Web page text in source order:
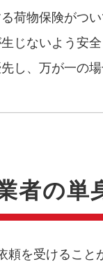
荷物保険がつい
じないよう安
し、万が一の
者の単
頼を受けること